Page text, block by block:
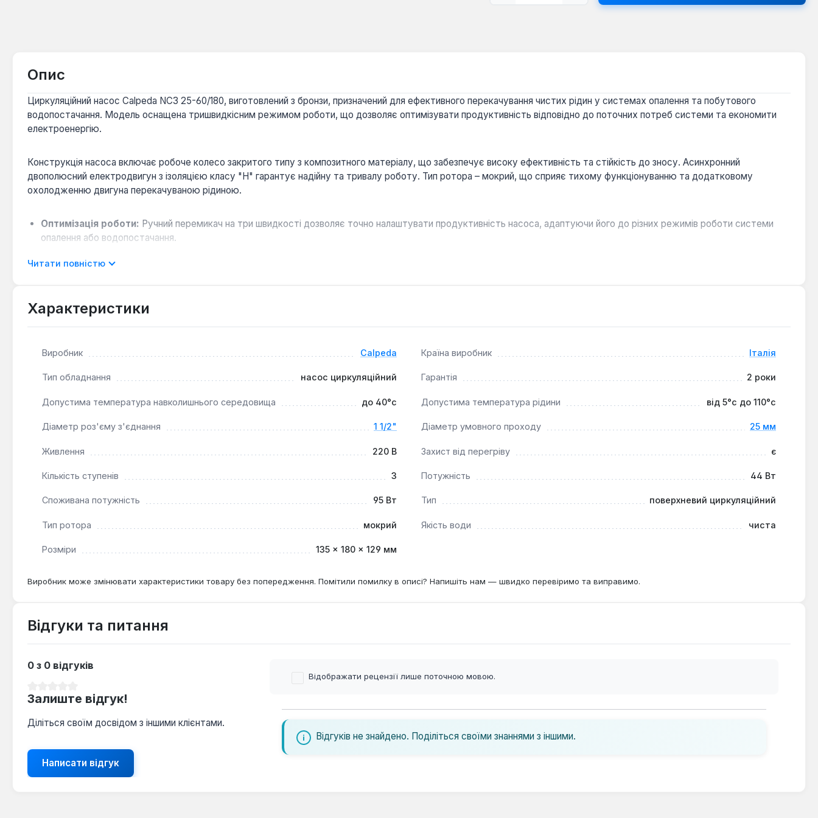
Опис
Циркуляційний насос Calpeda NC3 25-60/180, виготовлений з бронзи, призначений для ефективного перекачування чистих рідин у системах опалення та побутового
водопостачання. Модель оснащена тришвидкісним режимом роботи, що дозволяє оптимізувати продуктивність відповідно до поточних потреб системи та економити
електроенергію.
Конструкція насоса включає робоче колесо закритого типу з композитного матеріалу, що забезпечує високу ефективність та стійкість до зносу. Асинхронний
двополюсний електродвигун з ізоляцією класу "Н" гарантує надійну та тривалу роботу. Тип ротора – мокрий, що сприяє тихому функціонуванню та додатковому
охолодженню двигуна перекачуваною рідиною.
Оптимізація роботи: Ручний перемикач на три швидкості дозволяє точно налаштувати продуктивність насоса, адаптуючи його до різних режимів роботи системи
опалення або водопостачання.
Широкий температурний діапазон:
в трубопровідну систему.
Цей циркуляційний насос є ефективним рішенням для підтримки циркуляції теплоносія в системах опалення приватних будинків, котеджів, а також для інших побутових
Читати повністю
Характеристики
Виробник Calpeda Країна виробник Італія
Тип обладнання насос циркуляційний Гарантія 2 роки
Допустима температура навколишнього середовища до 40°c Допустима температура рідини від 5°c до 110°c
Діаметр роз'єму з'єднання 1 1/2" Діаметр умовного проходу 25 мм
Живлення 220 В Захист від перегріву є
Кількість ступенів 3 Потужність 44 Вт
Споживана потужність 95 Вт Тип поверхневий циркуляційний
Тип ротора мокрий Якість води чиста
Розміри 135 × 180 × 129 мм
Виробник може змінювати характеристики товару без попередження. Помітили помилку в описі? Напишіть нам — швидко перевіримо та виправимо.
Відгуки та питання
0 з 0 відгуків
Залиште відгук!
Діліться своїм досвідом з іншими клієнтами.
Написати відгук
Відображати рецензії лише поточною мовою.
Відгуків не знайдено. Поділіться своїми знаннями з іншими.